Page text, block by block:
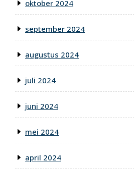
oktober 2024
september 2024
augustus 2024
juli 2024
juni 2024
mei 2024
april 2024